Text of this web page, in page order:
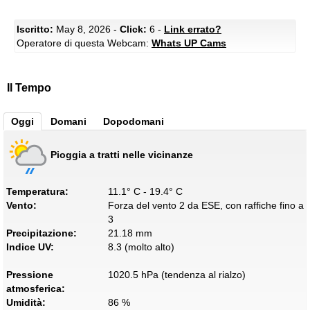
Iscritto: May 8, 2026 - Click: 6 - Link errato?
Operatore di questa Webcam: Whats UP Cams
Il Tempo
Oggi Domani Dopodomani
Pioggia a tratti nelle vicinanze
Temperatura:
11.1° C - 19.4° C
Vento:
Forza del vento 2 da ESE, con raffiche fino a
3
Precipitazione:
21.18 mm
Indice UV:
8.3 (molto alto)
Pressione
atmosferica:
1020.5 hPa (tendenza al rialzo)
Umidità:
86 %